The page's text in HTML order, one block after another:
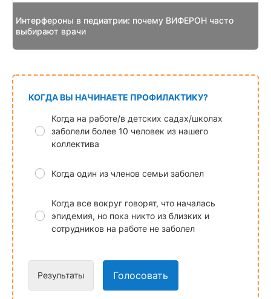
Интерфероны в педиатрии: почему ВИФЕРОН часто
выбирают врачи
КОГДА ВЫ НАЧИНАЕТЕ ПРОФИЛАКТИКУ?
Когда на работе/в детских садах/школах
заболели более 10 человек из нашего
коллектива
Когда один из членов семьи заболел
Когда все вокруг говорят, что началась
эпидемия, но пока никто из близких и
сотрудников на работе не заболел
Результаты Голосовать